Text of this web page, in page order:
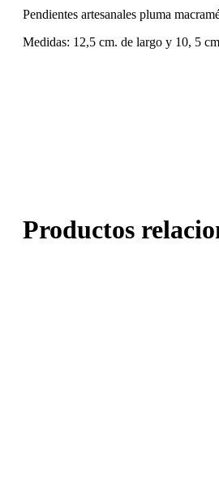
Pendientes artesanales pluma
Medidas: 12,5 cm. de largo y 10, 5
Productos